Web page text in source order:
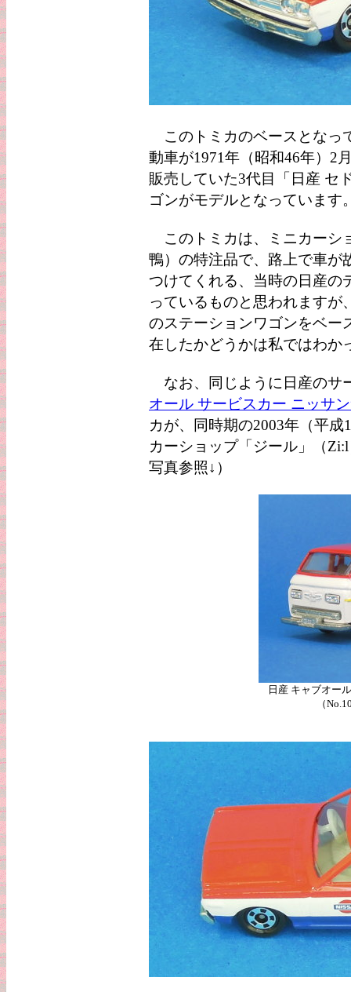
このトミカのベースとなっ
動車が1971年（昭和46年）2
販売していた3代目「日産 セ
ゴンがモデルとなっています
このトミカは、ミニカーシ
鴨）の特注品で、路上で車が
つけてくれる、当時の日産の
っているものと思われますが
のステーションワゴンをベー
在したかどうかは私ではわか
なお、同じように日産のサ
オール サービスカー ニッサ
カが、同時期の2003年（平
カーショップ「ジール」（
写真参照↓）
日産 キャブオー
（